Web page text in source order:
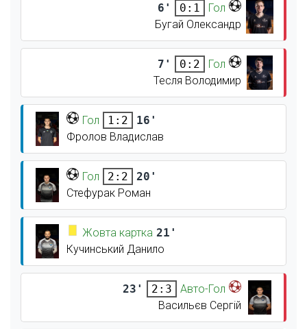
6' 0:1
Гол
Бугай Олександр
7' 0:2
Гол
Тесля Володимир
Гол 1:2
16'
Фролов Владислав
Гол 2:2
20'
Стефурак Роман
Жовта картка 21'
Кучинський Данило
23' 2:3
Авто-Гол
Васильєв Сергій